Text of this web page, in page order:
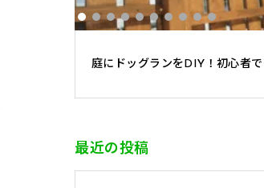
庭にドッグランをDIY！初心者
最近の投稿